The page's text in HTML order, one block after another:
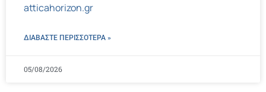
atticahorizon.gr
ΔΙΑΒΑΣΤΕ ΠΕΡΙΣΣΌΤΕΡΑ »
05/08/2026